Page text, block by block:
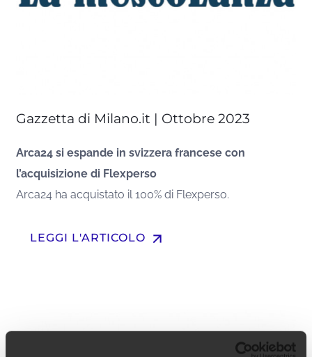
Gazzetta di Milano.it | Ottobre 2023
Arca24 si espande in svizzera francese con
l’acquisizione di Flexperso
Arca24 ha acquistato il 100% di Flexperso.
LEGGI L'ARTICOLO arrow_upward